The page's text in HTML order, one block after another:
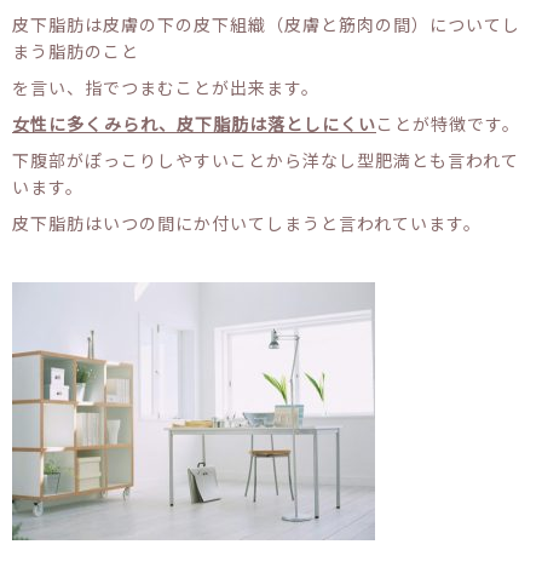
皮下脂肪は皮膚の下の皮下組織（皮膚と筋肉の間）についてし
まう脂肪のこと
を言い、指でつまむことが出来ます。
女性に多くみられ、皮下脂肪は落としにくいことが特徴です。
下腹部がぽっこりしやすいことから洋なし型肥満とも言われて
います。
皮下脂肪はいつの間にか付いてしまうと言われています。